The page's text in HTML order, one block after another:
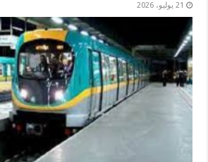
21 يوليو، 2026